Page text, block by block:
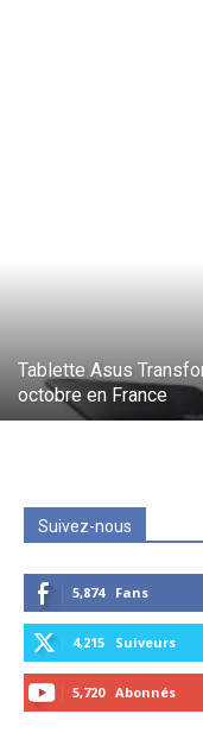
Tablette Asus
octobre en France
Suivez-nous
5,874 Fans
4,215 Suiveurs
5,720 Abonnés